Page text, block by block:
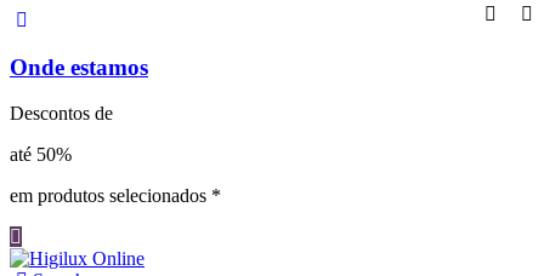
Onde estamos
Descontos de
até 50%
em produtos selecionados *